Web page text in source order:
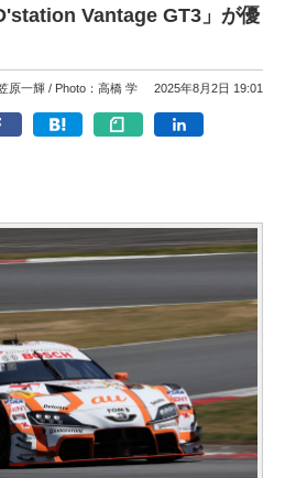
Vantage GT3」が優
原一輝 Photo：高橋 学 2025年8月2日 19:01